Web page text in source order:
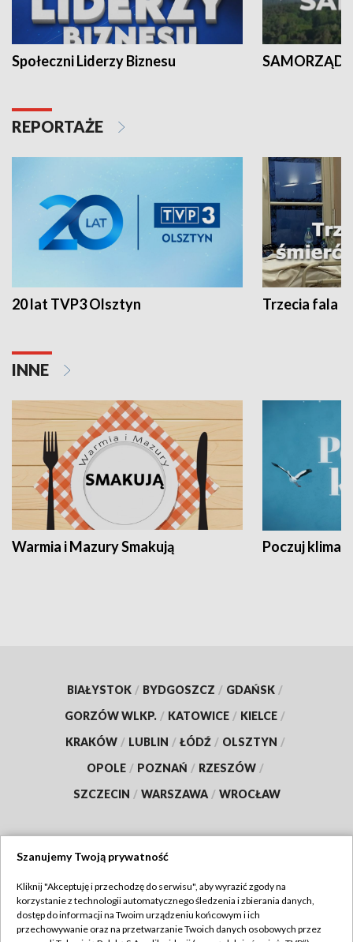
Społeczni Liderzy Biznesu SAMORZĄD
REPORTAŻE
20 lat TVP3 Olsztyn Trzecia fala -
INNE
Warmia i Mazury Smakują Poczuj klimat
BIAŁYSTOK / BYDGOSZCZ / GDAŃSK /
GORZÓW WLKP. / KATOWICE / KIELCE /
KRAKÓW / LUBLIN / ŁÓDŹ / OLSZTYN /
OPOLE / POZNAŃ / RZESZÓW /
SZCZECIN / WARSZAWA / WROCŁAW
TVP
Abonament TVP
Regulamin TVP
Szanujemy Twoją prywatność
Kliknij "Akceptuję i przechodzę do serwisu", aby wyrazić zgody na
korzystanie z technologii automatycznego śledzenia i zbierania danych,
dostęp do informacji na Twoim urządzeniu końcowym i ich
przechowywanie oraz na przetwarzanie Twoich danych osobowych przez